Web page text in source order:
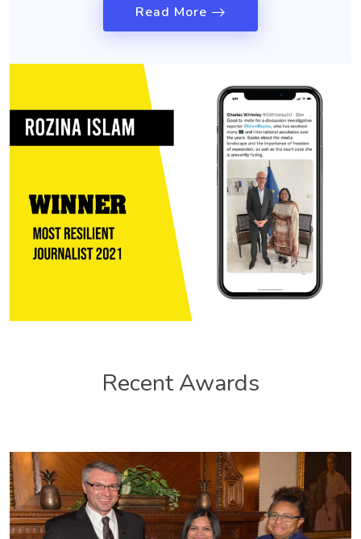
Read More
Recent Awards